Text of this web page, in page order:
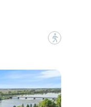
?